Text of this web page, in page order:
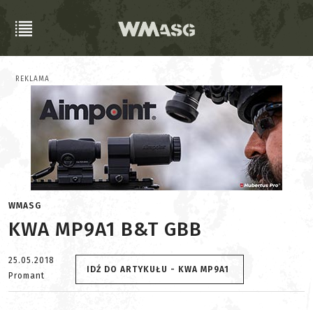
REKLAMA
WMASG
KWA MP9A1 B&T GBB
25.05.2018
Promant
IDŹ DO ARTYKUŁU - KWA MP9A1